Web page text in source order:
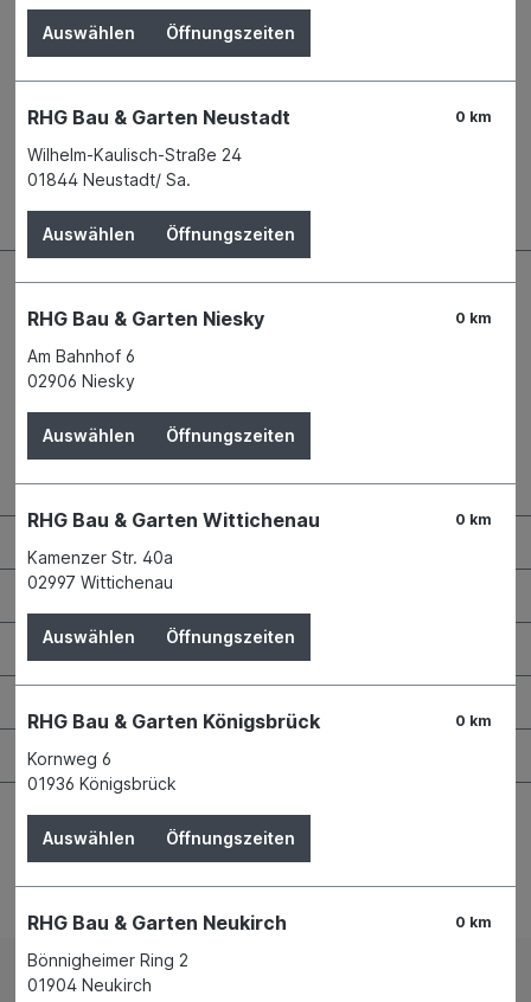
63924 Kleinheubach
Telefon
+49 9371 507 - 0
E-Mail
customerservice_cee@scheurich-
group.de
Beschreibung
Kontaktdaten und Öffnungszeiten
Wissenswertes
Maschinen & Werkzeuge
Garten & Landschaftsbau
Auswählen Öffnungszeiten
0 km
RHG Bau & Garten Neustadt
Wilhelm-Kaulisch-Straße 24
01844 Neustadt/ Sa.
Auswählen Öffnungszeiten
0 km
RHG Bau & Garten Niesky
Am Bahnhof 6
02906 Niesky
Auswählen Öffnungszeiten
0 km
RHG Bau & Garten Wittichenau
Kamenzer Str. 40a
02997 Wittichenau
Auswählen Öffnungszeiten
0 km
RHG Bau & Garten Königsbrück
Kornweg 6
01936 Königsbrück
Auswählen Öffnungszeiten
0 km
RHG Bau & Garten Neukirch
Bönnigheimer Ring 2
01904 Neukirch